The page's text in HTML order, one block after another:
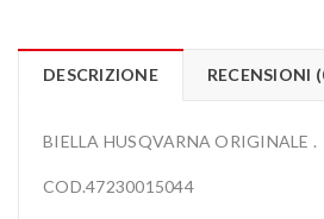
DESCRIZIONE RECENSIONI
BIELLA HUSQVARNA ORIGINALE .
COD.47230015044